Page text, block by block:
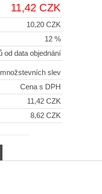
11,42 CZK
10,20 CZK
12 %
od data objednání
slev
Cena s DPH
11,42 CZK
8,62 CZK